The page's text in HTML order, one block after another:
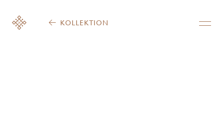
KOLLEKTION